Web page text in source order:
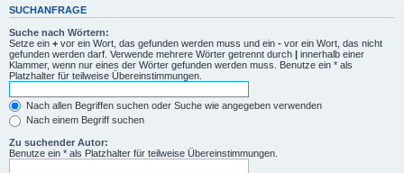
SUCHANFRAGE
Suche nach Wörtern:
Setze ein + vor ein Wort, das gefunden werden muss und ein - vor ein Wort, das nicht
gefunden werden darf. Verwende mehrere Wörter getrennt durch | innerhalb einer
Klammer, wenn nur eines der Wörter gefunden werden muss. Benutze ein * als
Platzhalter für teilweise Übereinstimmungen.
Nach allen Begriffen suchen oder Suche wie angegeben verwenden
Nach einem Begriff suchen
Zu suchender Autor:
Benutze ein * als Platzhalter für teilweise Übereinstimmungen.